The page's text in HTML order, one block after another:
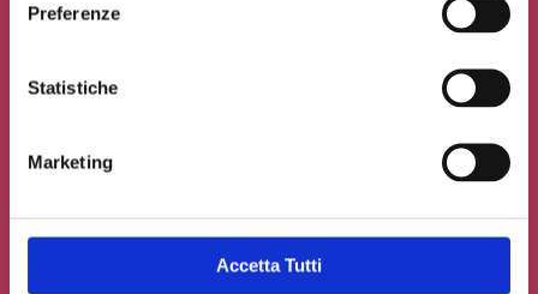
Preferenze
Statistiche
Marketing
Accetta Tutti
Carica un file se necessario